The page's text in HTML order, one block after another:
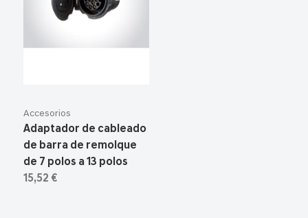
Accesorios
Adaptador de cableado
de barra de remolque
de 7 polos a 13 polos
15,52 €